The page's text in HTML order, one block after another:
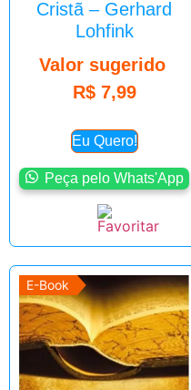
Cristã – Gerhard
Lohfink
Valor sugerido
R$7,99
Eu Quero!
Peça pelo Whats'App
E-Book